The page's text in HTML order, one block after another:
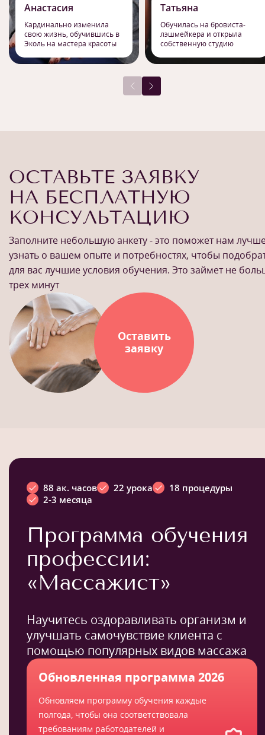
Анастасия
Кардинально изменила
свою жизнь, обучившись в
Эколь на мастера красоты
Татьяна
Обучилась на бровиста-
лэшмейкера и открыла
собственную студию
ОСТАВЬТЕ ЗАЯВКУ
НА БЕСПЛАТНУЮ
КОНСУЛЬТАЦИЮ
Заполните небольшую анкету - это поможет нам
узнать о вашем опыте и потребностях, чтобы
для вас лучшие условия обучения. Это займет не
трех минут
Оставить
заявку
88 ак. часов 22 урока
18 процедуры
2-3 месяца
Программа обучения
профессии:
«Массажист»
Научитесь оздоравливать организм и
улучшать самочувствие клиента с
помощью популярных видов массажа
Обновленная программа 2026
Обновляем программу обучения каждые
полгода, чтобы она соответствовала
требованиям работодателей и